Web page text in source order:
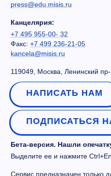
press@edu.misis.ru
Канцелярия:
+7 495 955-00- 32
Факс: +7 499 236-21-05
kancela@misis.ru
119049, Москва, Ленинский пр-
НАПИСАТЬ НАМ
ПОДПИСАТЬСЯ
Бета-версия. Нашли
Выделите ее и нажмите
Сервис предназначен только